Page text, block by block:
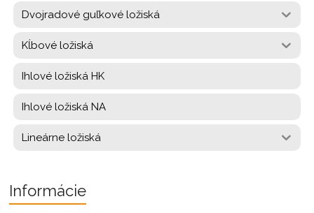
Dvojradové guľkové ložiská
Kĺbové ložiská
Ihlové ložiská HK
Ihlové ložiská NA
Lineárne ložiská
Informácie